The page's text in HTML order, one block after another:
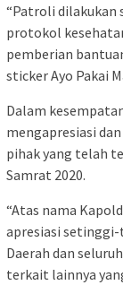
“Patroli dilakukan
protokol
pemberian
sticker Ayo Pakai
Dalam
mengapresiasi
pihak yang telah
Samrat 2020.
“Atas nama
apresiasi
Daerah dan
terkait lainnya